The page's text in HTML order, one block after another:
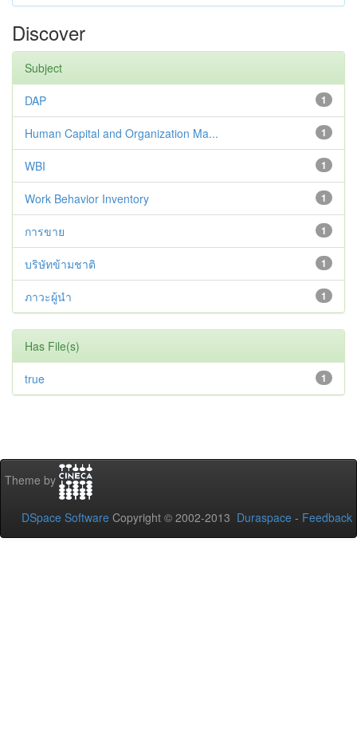
Discover
Subject
1
DAP
1
Human Capital and Organization Ma...
1
WBI
1
Work Behavior Inventory
1
การขาย
1
บริษัทข้ามชาติ
1
ภาวะผู้นำ
Has File(s)
1
true
Theme by
DSpace Software Copyright © 2002-2013 Duraspace - Feedback